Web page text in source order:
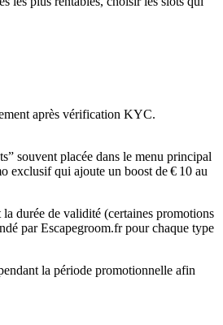
après vérification KYC.
souvent placée dans le menu principal
exclusif qui ajoute un boost de € 10 au
durée de validité (certaines promotions
par Escapegroom.fr pour chaque type
la période promotionnelle afin